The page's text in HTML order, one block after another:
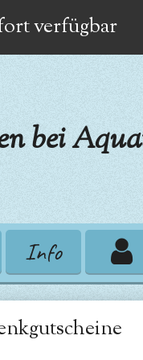
verfügbar
bei
Info